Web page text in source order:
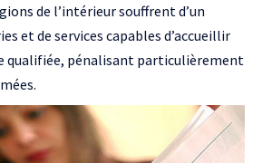
de l’intérieur souffrent d’un
et de services capables d’accueillir
qualifiée, pénalisant particulièrement